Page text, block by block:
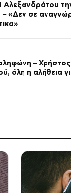
Αλεξανδράτου
– «Δεν σε
–
όλη η αλήθεια